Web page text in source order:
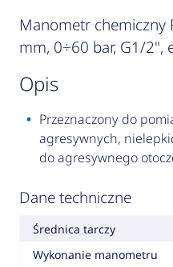
Manometr chemiczny
mm, 0÷60 bar, G1/2",
opis
Przeznaczony do
agresywnych,
do agresywnego
Dane techniczne
Średnica tarczy
Wykonanie manometru